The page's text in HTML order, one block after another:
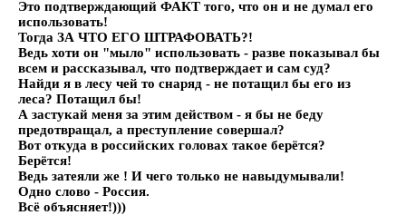
Это подтверждающий ФАКТ того, что он и не думал его
использовать!
Тогда ЗА ЧТО ЕГО ШТРАФОВАТЬ?!
Ведь хоти он "мыло" использовать - разве показывал бы
всем и рассказывал, что подтверждает и сам суд?
Найди я в лесу чей то снаряд - не потащил бы его из
леса? Потащил бы!
А застукай меня за этим действом - я бы не беду
предотвращал, а преступление совершал?
Вот откуда в российских головах такое берётся?
Берётся!
Ведь затеяли же ! И чего только не навыдумывали!
Одно слово - Россия.
Всё объясняет!)))